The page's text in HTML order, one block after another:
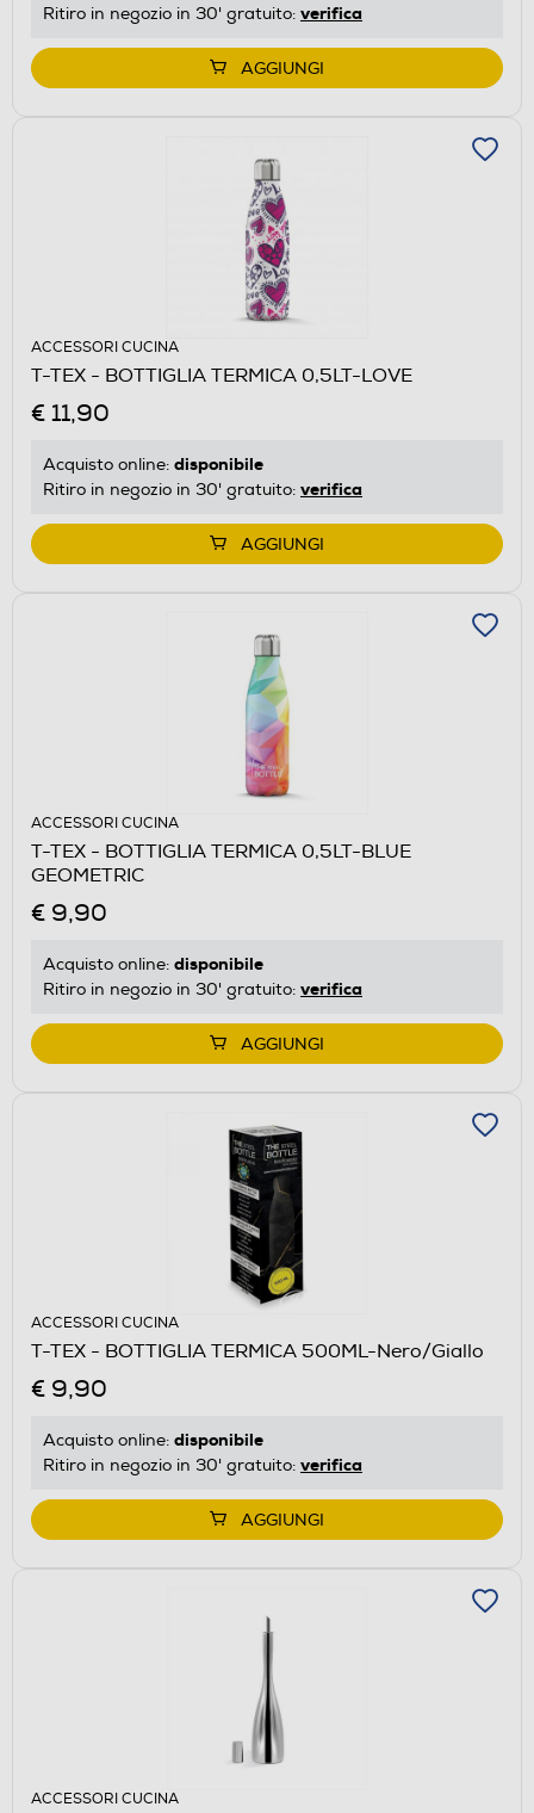
Ritiro in negozio in 30' gratuito: verifica
AGGIUNGI
ACCESSORI CUCINA
T-TEX - BOTTIGLIA TERMICA 0,5LT-LOVE
€ 11,90
Acquisto online: disponibile
Ritiro in negozio in 30' gratuito: verifica
AGGIUNGI
ACCESSORI CUCINA
T-TEX - BOTTIGLIA TERMICA 0,5LT-BLUE
GEOMETRIC
€ 9,90
Acquisto online: disponibile
Ritiro in negozio in 30' gratuito: verifica
AGGIUNGI
ACCESSORI CUCINA
T-TEX - BOTTIGLIA TERMICA 500ML-Nero/Giallo
€ 9,90
Acquisto online: disponibile
Ritiro in negozio in 30' gratuito: verifica
AGGIUNGI
ACCESSORI CUCINA